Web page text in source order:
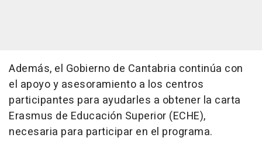
Además, el Gobierno de Cantabria continúa con
el apoyo y asesoramiento a los centros
participantes para ayudarles a obtener la carta
Erasmus de Educación Superior (ECHE),
necesaria para participar en el programa.